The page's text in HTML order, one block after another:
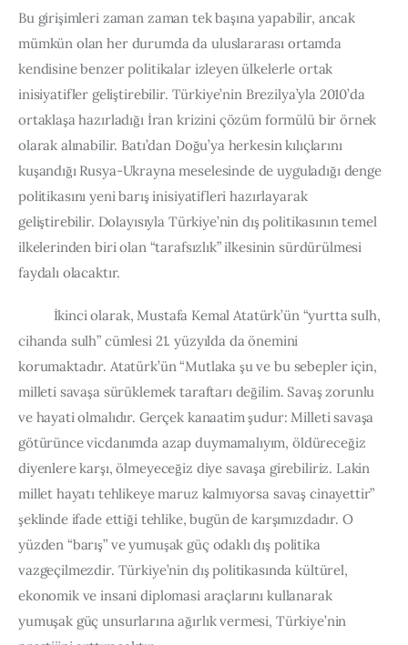
Bu girişimleri zaman zaman tek başına yapabilir, ancak
mümkün olan her durumda da uluslararası ortamda
kendisine benzer politikalar izleyen ülkelerle ortak
inisiyatifler geliştirebilir. Türkiye’nin Brezilya’yla 2010’da
ortaklaşa hazırladığı İran krizini çözüm formülü bir örnek
olarak alınabilir. Batı’dan Doğu’ya herkesin kılıçlarını
kuşandığı Rusya-Ukrayna meselesinde de uyguladığı denge
politikasını yeni barış inisiyatifleri hazırlayarak
geliştirebilir. Dolayısıyla Türkiye’nin dış politikasının temel
ilkelerinden biri olan “tarafsızlık” ilkesinin sürdürülmesi
faydalı olacaktır.
İkinci olarak, Mustafa Kemal Atatürk’ün “yurtta sulh,
cihanda sulh” cümlesi 21. yüzyılda da önemini
korumaktadır. Atatürk’ün “Mutlaka şu ve bu sebepler için,
milleti savaşa sürüklemek taraftarı değilim. Savaş zorunlu
ve hayati olmalıdır. Gerçek kanaatim şudur: Milleti savaşa
götürünce vicdanımda azap duymamalıyım, öldüreceğiz
diyenlere karşı, ölmeyeceğiz diye savaşa girebiliriz. Lakin
millet hayatı tehlikeye maruz kalmıyorsa savaş cinayettir”
şeklinde ifade ettiği tehlike, bugün de karşımızdadır. O
yüzden “barış” ve yumuşak güç odaklı dış politika
vazgeçilmezdir. Türkiye’nin dış politikasında kültürel,
ekonomik ve insani diplomasi araçlarını kullanarak
yumuşak güç unsurlarına ağırlık vermesi, Türkiye’nin